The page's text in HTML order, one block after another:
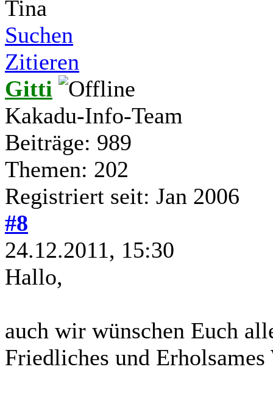
Tina
Suchen
Zitieren
Gitti
Kakadu-Info-Team
Beiträge: 989
Themen: 202
Registriert seit: Jan 2006
#8
24.12.2011, 15:30
Hallo,
auch wir wünschen Euch
Friedliches und Erholsames